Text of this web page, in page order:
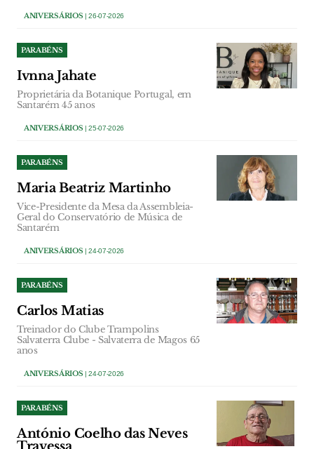
ANIVERSÁRIOS| 26-07-2026
PARABÉNS
Ivnna Jahate
Proprietária da Botanique Portugal, em
Santarém 45 anos
ANIVERSÁRIOS| 25-07-2026
PARABÉNS
Maria Beatriz Martinho
Vice-Presidente da Mesa da Assembleia-
Geral do Conservatório de Música de
Santarém
ANIVERSÁRIOS| 24-07-2026
PARABÉNS
Carlos Matias
Treinador do Clube Trampolins
Salvaterra Clube - Salvaterra de Magos 65
anos
ANIVERSÁRIOS| 24-07-2026
PARABÉNS
António Coelho das Neves